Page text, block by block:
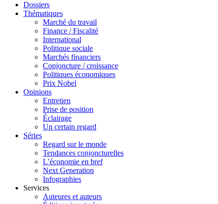
Dossiers
Thématiques
Marché du travail
Finance / Fiscalité
International
Politique sociale
Marchés financiers
Conjoncture / croissance
Politiques économiques
Prix Nobel
Opinions
Entretien
Prise de position
Éclairage
Un certain regard
Séries
Regard sur le monde
Tendances conjoncturelles
L’économie en bref
Next Generation
Infographies
Services
Auteures et auteurs